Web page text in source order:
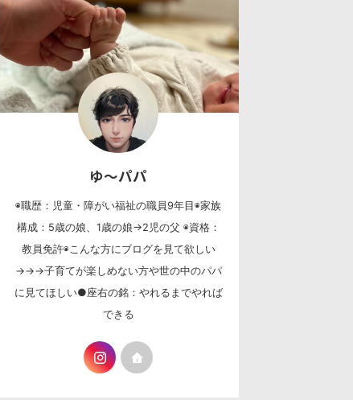
ゆ〜パパ
◉職歴：児童・障がい福祉の職員9年目◉家族
構成：5歳の娘、1歳の娘→2児の父 ◉資格：
教員免許◉こんな方にブログを見て欲しい
→→→子育てが楽しめない方や世の中のパパ
に見てほしい●座右の銘：やれるまでやれば
できる